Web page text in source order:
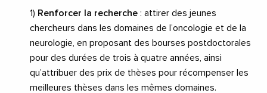
1) Renforcer la recherche : attirer des jeunes
chercheurs dans les domaines de l’oncologie et de la
neurologie, en proposant des bourses postdoctorales
pour des durées de trois à quatre années, ainsi
qu’attribuer des prix de thèses pour récompenser les
meilleures thèses dans les mêmes domaines.